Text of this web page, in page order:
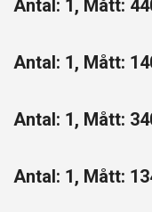
Antal: 1, Mått:
Antal: 1, Mått:
Antal: 1, Mått:
Antal: 1, Mått: